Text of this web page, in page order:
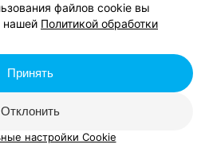
ветераны ВОВ, инвалиды 1
вход на выставку —
файлов cookie вы
нашей Политикой обработки
Отклонить
Принять
настройки Cookie